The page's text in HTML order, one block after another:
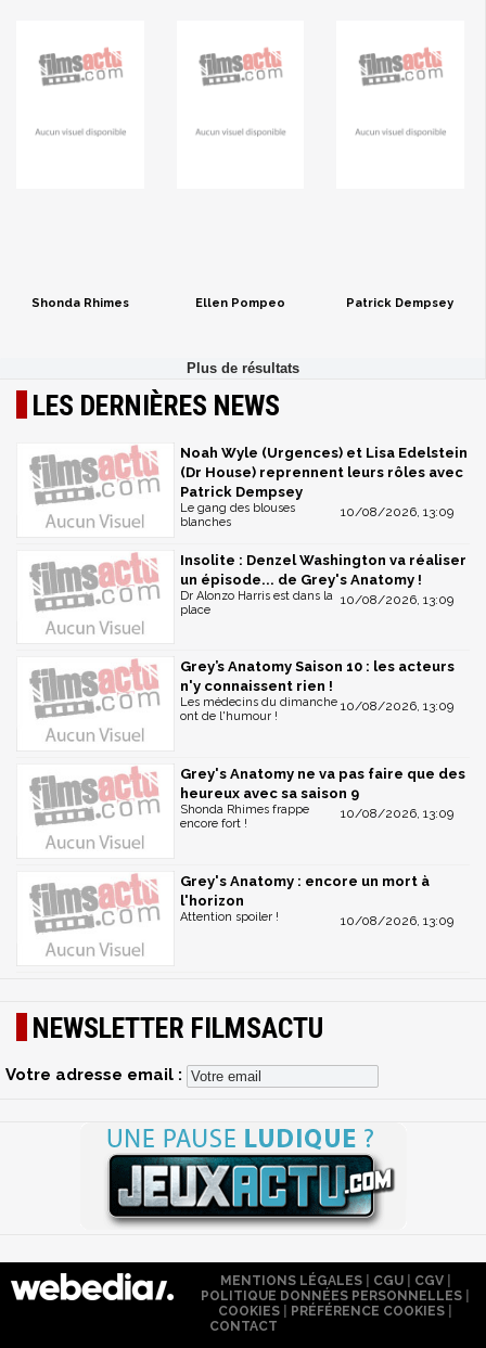
Shonda Rhimes Ellen Pompeo Patrick Dempsey
LES DERNIÈRES NEWS
Noah Wyle (Urgences) et Lisa Edelstein
(Dr House) reprennent leurs rôles avec
Patrick Dempsey
10/08/2026, 13:09
Le gang des blouses
blanches
Insolite : Denzel Washington va réaliser
un épisode... de Grey's Anatomy !
10/08/2026, 13:09
Dr Alonzo Harris est dans la
place
Grey’s Anatomy Saison 10 : les acteurs
n'y connaissent rien !
10/08/2026, 13:09
Les médecins du dimanche
ont de l'humour !
Grey's Anatomy ne va pas faire que des
heureux avec sa saison 9
10/08/2026, 13:09
Shonda Rhimes frappe
encore fort !
Grey's Anatomy : encore un mort à
l'horizon
10/08/2026, 13:09
Attention spoiler !
NEWSLETTER FILMSACTU
Votre adresse email :
MENTIONS LÉGALES| CGU| CGV|
POLITIQUE DONNÉES PERSONNELLES
COOKIES
PRÉFÉRENCE COOKIES
CONTACT